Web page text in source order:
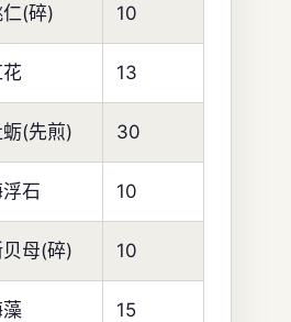
(碎) 10
13
(先煎) 30
石 10
贝母(碎) 10
藻 15